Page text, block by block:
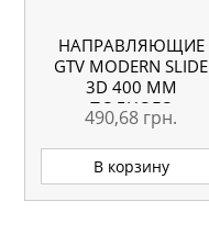
НАПРАВЛЯЮЩИЕ
GTV MODERN SLIDE
3D 400 ММ
ПОЛНОГО
ВЫДВИЖЕНИЯ С
ДОВОДЧИКОМ
490,68 грн.
В корзину